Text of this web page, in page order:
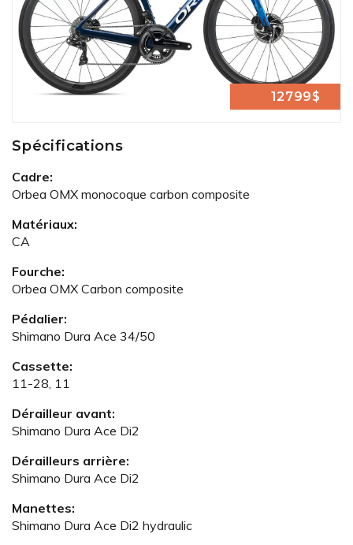
12799$
Spécifications
Cadre:
Orbea OMX monocoque carbon composite
Matériaux:
CA
Fourche:
Orbea OMX Carbon composite
Pédalier:
Shimano Dura Ace 34/50
Cassette:
11-28, 11
Dérailleur avant:
Shimano Dura Ace Di2
Dérailleurs arrière:
Shimano Dura Ace Di2
Manettes:
Shimano Dura Ace Di2 hydraulic